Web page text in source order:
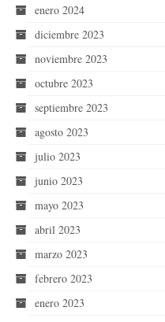
enero 2024
diciembre 2023
noviembre 2023
octubre 2023
septiembre 2023
agosto 2023
julio 2023
junio 2023
mayo 2023
abril 2023
marzo 2023
febrero 2023
enero 2023